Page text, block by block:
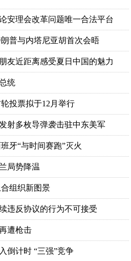
安理会改革问题唯一合法平台
普与内塔尼亚胡首次会晤
友近距离感受夏日中国的魅力
统
投票拟于12月举行
射多枚导弹袭击驻中东美军
牙“与时间赛跑”灭火
局势降温
组织新图景
违反协议的行为不可接受
遭枪击
倒计时 “三强”竞争